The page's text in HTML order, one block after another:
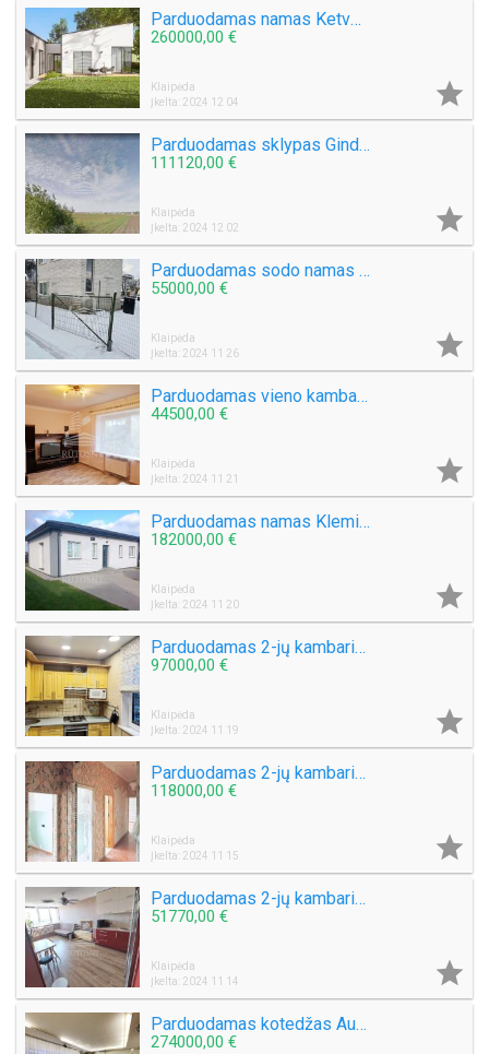
Parduodamas namas Ketvergių k.
260000,00 €
Klaipėda
Įkelta: 2024 12 04

Parduodamas sklypas Ginduliuose
111120,00 €
Klaipėda
Įkelta: 2024 12 02

Parduodamas sodo namas Žiaukų k.
55000,00 €
Klaipėda
Įkelta: 2024 11 26

Parduodamas vieno kambario butas Žalgirio g.
44500,00 €
Klaipėda
Įkelta: 2024 11 21

Parduodamas namas Klemiškės II k.
182000,00 €
Klaipėda
Įkelta: 2024 11 20

Parduodamas 2-jų kambarių su holu butas Varpų g.
97000,00 €
Klaipėda
Įkelta: 2024 11 19

Parduodamas 2-jų kambarių butas S. Nėries g.
118000,00 €
Klaipėda
Įkelta: 2024 11 15

Parduodamas 2-jų kambarių butas Gargžduose, Turgaus g.
51770,00 €
Klaipėda
Įkelta: 2024 11 14

Parduodamas kotedžas Aukštkiemių k.
274000,00 €